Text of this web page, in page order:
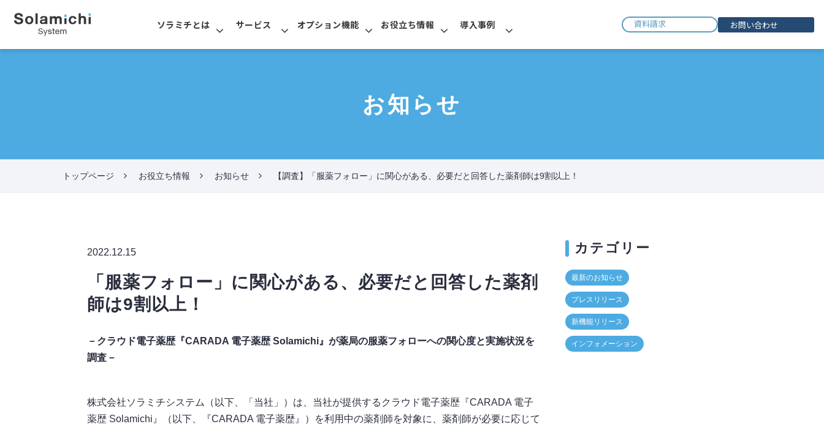
ソラミチとは サービス オプション機能 お役立ち情報 導入事例 資料請求 お問い合わせ
お知らせ
トップページ お役立ち情報 お知らせ 【調査】「服薬フォロー」に関心がある、必要だと回答した薬剤師は9割以上！
2022.12.15
「服薬フォロー」に関心がある、必要だと回答した薬剤
師は9割以上！
－クラウド電子薬歴『CARADA 電子薬歴 Solamichi』が薬局の服薬フォローへの関心度と実施状況を
調査－
株式会社ソラミチシステム（以下、「当社」）は、当社が提供するクラウド電子薬歴『CARADA 電子
薬歴 Solamichi』（以下、『CARADA 電子薬歴』）を利用中の薬剤師を対象に、薬剤師が必要に応じて
カテゴリー
最新のお知らせ
プレスリリース
新機能リリース
インフォメーション